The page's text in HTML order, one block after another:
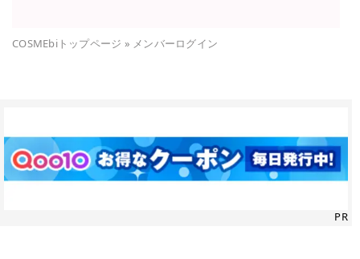
COSMEbiトップページ » メンバーログイン
PR